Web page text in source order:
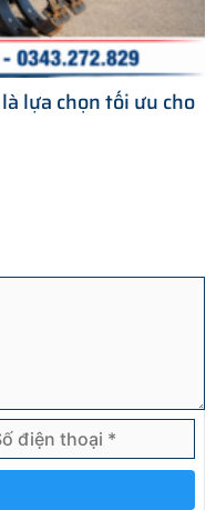
lựa chọn tối ưu cho